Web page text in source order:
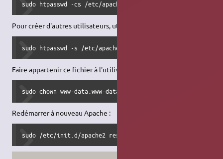
sudo htpasswd -cs /etc/apache2/dav_svn.passwd
Pour créer d'autres utilisateurs, utiliser la commande :
sudo htpasswd -s /etc/apache2/dav_svn.passwd utilisateur
Faire appartenir ce fichier à l'utilisateur d'Apache :
sudo chown www-data:www-data /etc/apache2/dav_svn.passwd
Redémarrer à nouveau Apache :
sudo /etc/init.d/apache2 restart